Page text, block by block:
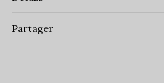
Partager